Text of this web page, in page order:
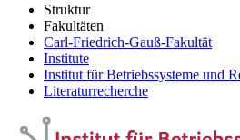
Struktur
Fakultäten
Carl-Friedrich-Gauß-Fakultät
Institute
Institut für Betriebssysteme und
Literaturrecherche